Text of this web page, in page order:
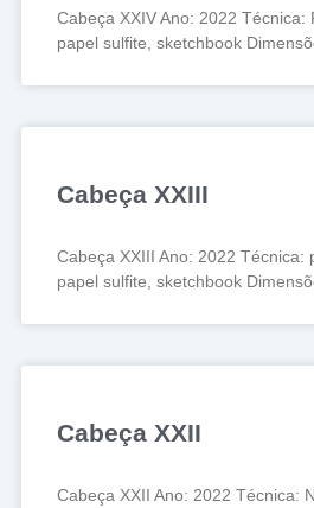
Cabeça XXIV Ano: 2022 Técnica:
papel sulfite, sketchbook
Cabeça XXIII
Cabeça XXIII Ano: 2022 Técnica:
papel sulfite, sketchbook
Cabeça XXII
Cabeça XXII Ano: 2022 Técnica: